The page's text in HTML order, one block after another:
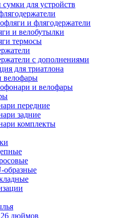
для устройств
и флягодержатели
и велобутылки
термосы
с дополнениями
для триатлона
велофары
и велофары
передние
задние
комплекты
образные
дюймов